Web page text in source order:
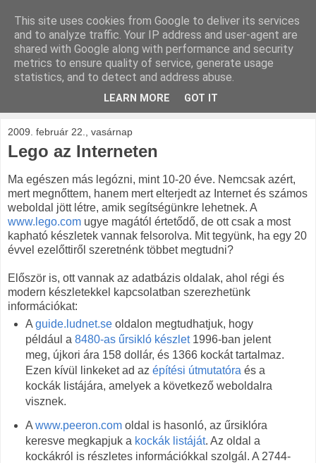
kockak.hu
Minden ami LEGO, repül és gurul.
2009. február 22., vasárnap
Lego az Interneten
Ma egészen más legózni, mint 10-20 éve. Nemcsak azért,
mert megnőttem, hanem mert elterjedt az Internet és számos
weboldal jött létre, amik segítségünkre lehetnek. A
www.lego.com ugye magától értetődő, de ott csak a most
kapható készletek vannak felsorolva. Mit tegyünk, ha egy 20
évvel ezelőttiről szeretnénk többet megtudni?
Először is, ott vannak az adatbázis oldalak, ahol régi és
modern készletekkel kapcsolatban szerezhetünk
információkat:
A guide.ludnet.seoldalon megtudhatjuk, hogy
például a 8480-as űrsikló készlet1996-ban jelent
meg, újkori ára 158 dollár, és 1366 kockát tartalmaz.
Ezen kívül linkeket ad az építési útmutatóra és a
kockák listájára, amelyek a következő weboldalra
visznek.
A www.peeron.comoldal is hasonló, az űrsiklóra
keresve megkapjuk a kockák listáját. Az oldal a
kockákról is részletes információkkal szolgál. A 2744-
This site uses cookies from Google to deliver its services
and to analyze traffic. Your IP address and user-agent are
shared with Google along with performance and security
metrics to ensure quality of service, generate usage
statistics, and to detect and address abuse.
LEARN MORE GOT IT